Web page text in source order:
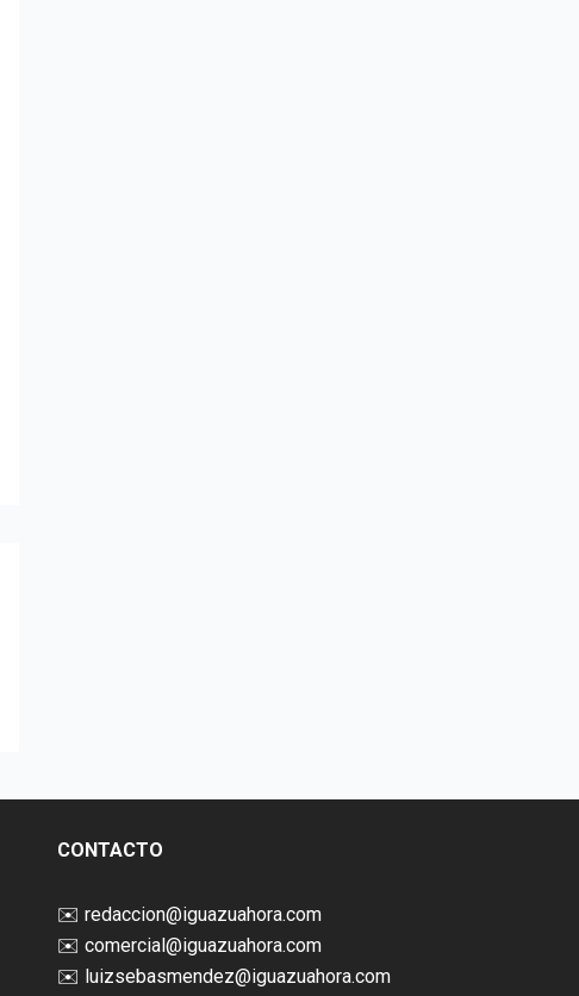
CONTACTO
✉️ redaccion@iguazuahora.com
✉️ comercial@iguazuahora.com
✉️ luizsebasmendez@iguazuahora.com